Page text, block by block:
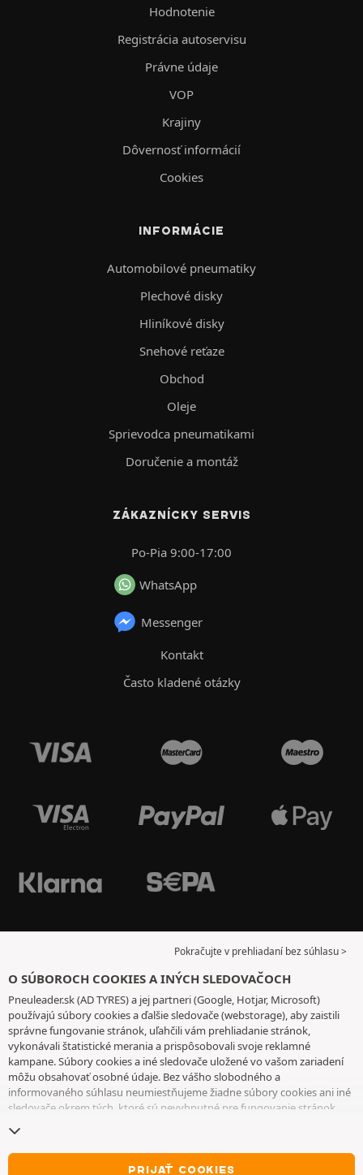
Hodnotenie
Registrácia autoservisu
Právne údaje
VOP
Krajiny
Dôvernosť informácií
Cookies
INFORMÁCIE
Automobilové pneumatiky
Plechové disky
Hliníkové disky
Snehové reťaze
Obchod
Oleje
Sprievodca pneumatikami
Doručenie a montáž
ZÁKAZNÍCKY SERVIS
Po-Pia 9:00-17:00
WhatsApp
Messenger
Kontakt
Často kladené otázky
Pokračujte v prehliadaní bez súhlasu >
O SÚBOROCH COOKIES A INÝCH SLEDOVAČOCH
Pneuleader.sk (AD TYRES) a jej partneri (Google, Hotjar, Microsoft)
používajú súbory cookies a ďalšie sledovače (webstorage), aby zaistili
správne fungovanie stránok, uľahčili vám prehliadanie stránok,
vykonávali štatistické merania a prispôsobovali svoje reklamné
kampane. Súbory cookies a iné sledovače uložené vo vašom zariadení
môžu obsahovať osobné údaje. Bez vášho slobodného a
informovaného súhlasu neumiestňujeme žiadne súbory cookies ani iné
sledovače okrem tých, ktoré sú nevyhnutné pre fungovanie stránok.
odvolať tak, že prejdete na
rozhodnúť pokračovať v prehliadaní bez súhlasu s ukladaním súborov
cookies alebo iných sledovačov. Ich odmietnutie nebráni prístupu k
PRIJAŤ COOKIES